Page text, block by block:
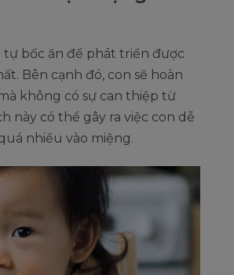
tự bốc ăn để phát triển được
Bên cạnh đó, con sẽ hoàn
không có sự can thiệp từ
này có thể gây ra việc con dễ
nhiều vào miệng.